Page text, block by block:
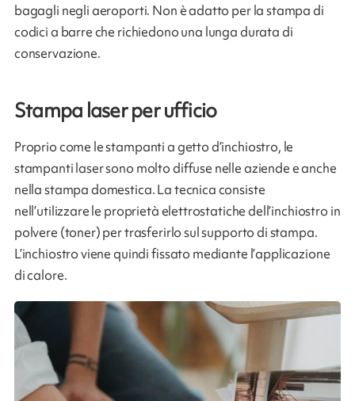
bagagli negli aeroporti. Non è adatto per la stampa di
codici a barre che richiedono una lunga durata di
conservazione.
Stampa laser per ufficio
Proprio come le stampanti a getto d’inchiostro, le
stampanti laser sono molto diffuse nelle aziende e anche
nella stampa domestica. La tecnica consiste
nell’utilizzare le proprietà elettrostatiche dell’inchiostro in
polvere (toner) per trasferirlo sul supporto di stampa.
L’inchiostro viene quindi fissato mediante l’applicazione
di calore.